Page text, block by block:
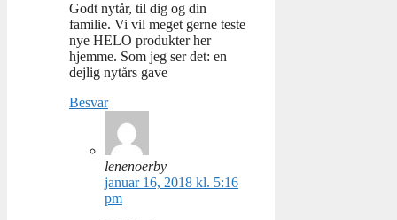
Godt nytår, til dig og din
familie. Vi vil meget gerne teste
nye HELO produkter her
hjemme. Som jeg ser det: en
dejlig nytårs gave
Besvar
lenenoerby
januar 16, 2018 kl. 5:16
pm